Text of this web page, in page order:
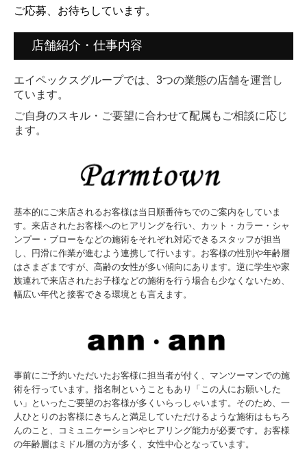
ご応募、お待ちしています。
店舗紹介・仕事内容
エイペックスグループでは、3つの業態の店舗を運営し
ています。
ご自身のスキル・ご要望に合わせて配属もご相談に応じ
ます。
基本的にご来店されるお客様は当日順番待ちでのご案内をしていま
す。来店されたお客様へのヒアリングを行い、カット・カラー・シャ
ンプー・ブローをなどの施術をそれぞれ対応できるスタッフが担当
し、円滑に作業が進むよう連携して行います。お客様の性別や年齢層
はさまざまですが、高齢の女性が多い傾向にあります。逆に学生や家
族連れで来店されたお子様などの施術を行う場合も少なくないため、
幅広い年代と接客できる環境とも言えます。
事前にご予約いただいたお客様に担当者が付く、マンツーマンでの施
術を行っています。指名制ということもあり「この人にお願いした
い」といったご要望のお客様が多くいらっしゃいます。そのため、一
人ひとりのお客様にきちんと満足していただけるような施術はもちろ
んのこと、コミュニケーションやヒアリング能力が必要です。お客様
の年齢層はミドル層の方が多く、女性中心となっています。